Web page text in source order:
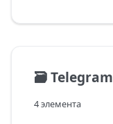
🗃️Telegram
4 элемента